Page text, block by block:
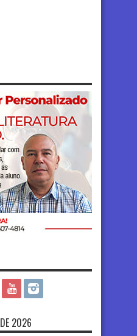
2026